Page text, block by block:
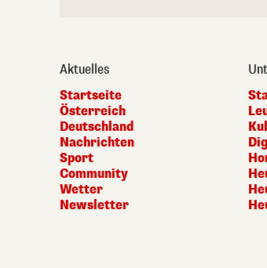
Aktuelles
Startseite
Österreich
Deutschland
Nachrichten
Sport
Community
Wetter
Newsletter